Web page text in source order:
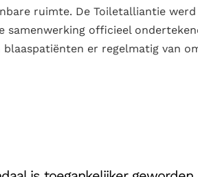
ruimte. De Toiletalliantie
samenwerking officieel
er regelmatig van